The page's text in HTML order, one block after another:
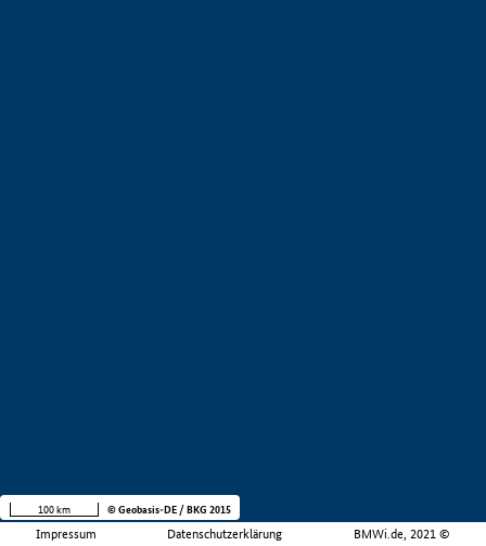
Impressum Datenschutzerklärung BMWi.de, 2021 ©
100 km © Geobasis-DE / BKG 2015